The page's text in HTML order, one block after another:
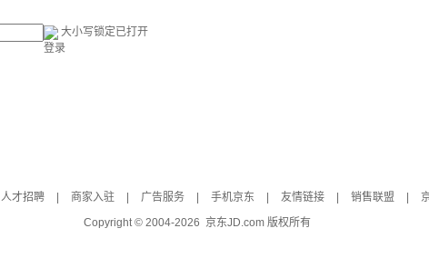
大小写锁定已打开
登录
人才招聘 商家入驻 广告服务 手机京东 友情链接 销售联盟
Copyright © 2004-2026 京东JD.com 版权所有